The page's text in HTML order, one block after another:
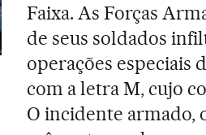
Faixa. As Forças
de seus soldados
operações especiais
com a letra M, cujo
O incidente armado,